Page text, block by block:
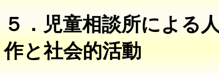
５．児童相談所による
作と社会的活動